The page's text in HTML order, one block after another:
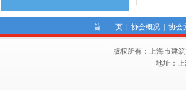
首 页| 协会概况| 协会
版权所有：上海市建筑
地址：上